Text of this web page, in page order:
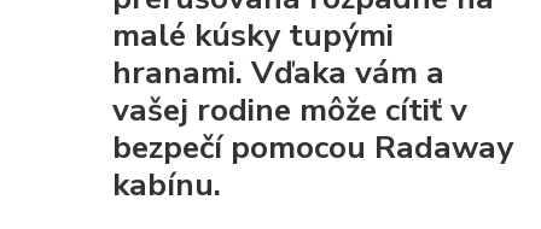
malé kúsky tupými
hranami. Vďaka vám a
vašej rodine môže cítiť v
bezpečí pomocou Radaway
kabínu.